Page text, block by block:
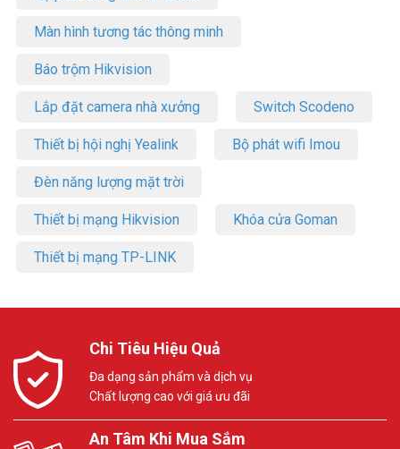
Màn hình tương tác thông minh
Báo trộm Hikvision
Lắp đặt camera nhà xưởng Switch Scodeno
Thiết bị hội nghị Yealink Bộ phát wifi Imou
Đèn năng lượng mặt trời
Thiết bị mạng Hikvision Khóa cửa Goman
Thiết bị mạng TP-LINK
Chi Tiêu Hiệu Quả
Đa dạng sản phẩm và dịch vụ
Chất lượng cao với giá ưu đãi
An Tâm Khi Mua Sắm